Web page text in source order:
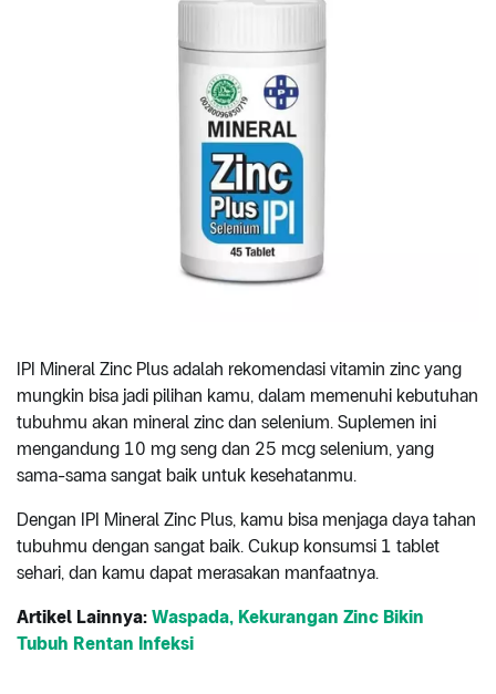
IPI Mineral Zinc Plus adalah rekomendasi vitamin zinc yang
mungkin bisa jadi pilihan kamu, dalam memenuhi kebutuhan
tubuhmu akan mineral zinc dan selenium. Suplemen ini
mengandung 10 mg seng dan 25 mcg selenium, yang
sama-sama sangat baik untuk kesehatanmu.
Dengan IPI Mineral Zinc Plus, kamu bisa menjaga daya tahan
tubuhmu dengan sangat baik. Cukup konsumsi 1 tablet
sehari, dan kamu dapat merasakan manfaatnya.
Artikel Lainnya: Waspada, Kekurangan Zinc Bikin
Tubuh Rentan Infeksi